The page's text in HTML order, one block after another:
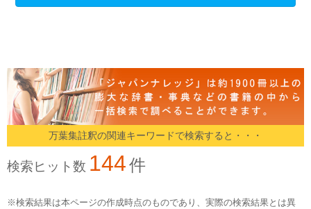
万葉集註釈の関連キーワードで検索すると・・・
検索ヒット数 144件
※検索結果は本ページの作成時点のものであり、実際の検索結果とは異